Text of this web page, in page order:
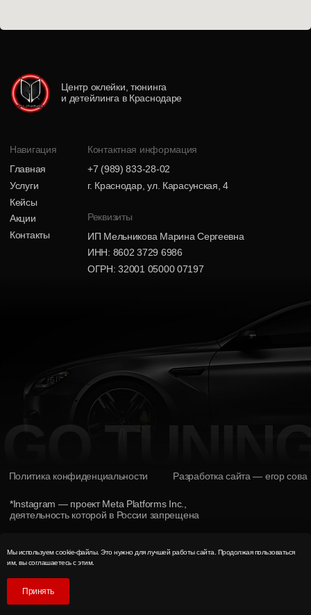
Мы используем cookie-файлы. Это нужно для лучшей работы сайта. Продолжая пользоваться
им, вы соглашаетесь с этим.
Принять